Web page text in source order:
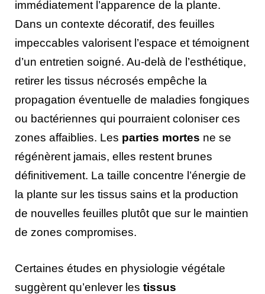
immédiatement l’apparence de la plante.
Dans un contexte décoratif, des feuilles
impeccables valorisent l’espace et témoignent
d’un entretien soigné. Au-delà de l’esthétique,
retirer les tissus nécrosés empêche la
propagation éventuelle de maladies fongiques
ou bactériennes qui pourraient coloniser ces
zones affaiblies. Les parties mortes ne se
régénèrent jamais, elles restent brunes
définitivement. La taille concentre l’énergie de
la plante sur les tissus sains et la production
de nouvelles feuilles plutôt que sur le maintien
de zones compromises.
Certaines études en physiologie végétale
suggèrent qu’enlever les tissus